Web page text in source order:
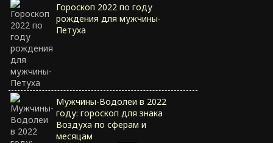
Гороскоп 2022 по году
рождения для мужчины-
Петуха
Мужчины-Водолеи в 2022
году: гороскоп для знака
Воздуха по сферам и
месяцам